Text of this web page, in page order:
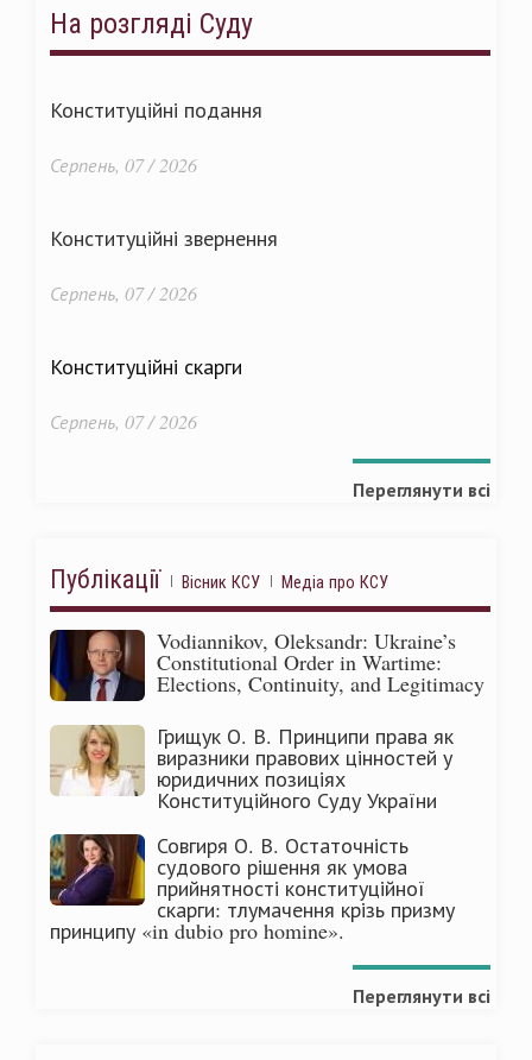
На розгляді Суду
Конституційні подання
Серпень, 07 / 2026
Конституційні звернення
Серпень, 07 / 2026
Конституційні скарги
Серпень, 07 / 2026
Переглянути всі
Публікації Вісник КСУ Медіа про КСУ
Vodiannikov, Oleksandr: Ukraine’s
Constitutional Order in Wartime:
Elections, Continuity, and Legitimacy
Грищук О. В. Принципи права як
виразники правових цінностей у
юридичних позиціях
Конституційного Суду України
Совгиря О. В. Остаточність
судового рішення як умова
прийнятності конституційної
скарги: тлумачення крізь призму
принципу «in dubio pro homine».
Переглянути всі